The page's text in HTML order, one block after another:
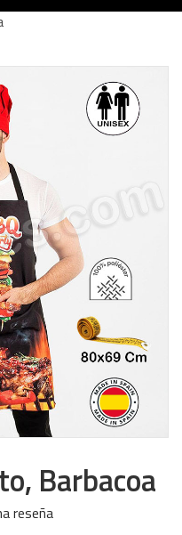
Barbacoa
reseña